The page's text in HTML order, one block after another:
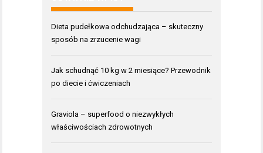
Dieta pudełkowa odchudzająca – skuteczny
sposób na zrzucenie wagi
Jak schudnąć 10 kg w 2 miesiące? Przewodnik
po diecie i ćwiczeniach
Graviola – superfood o niezwykłych
właściwościach zdrowotnych